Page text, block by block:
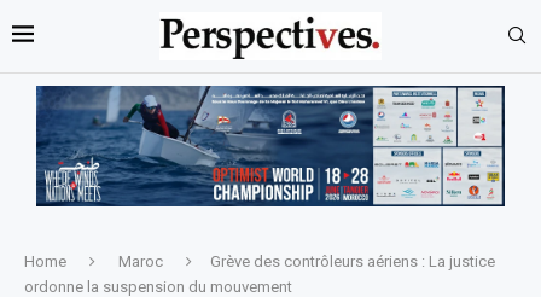
Home Maroc
Grève des contrôleurs aériens : La justice
ordonne la suspension du mouvement